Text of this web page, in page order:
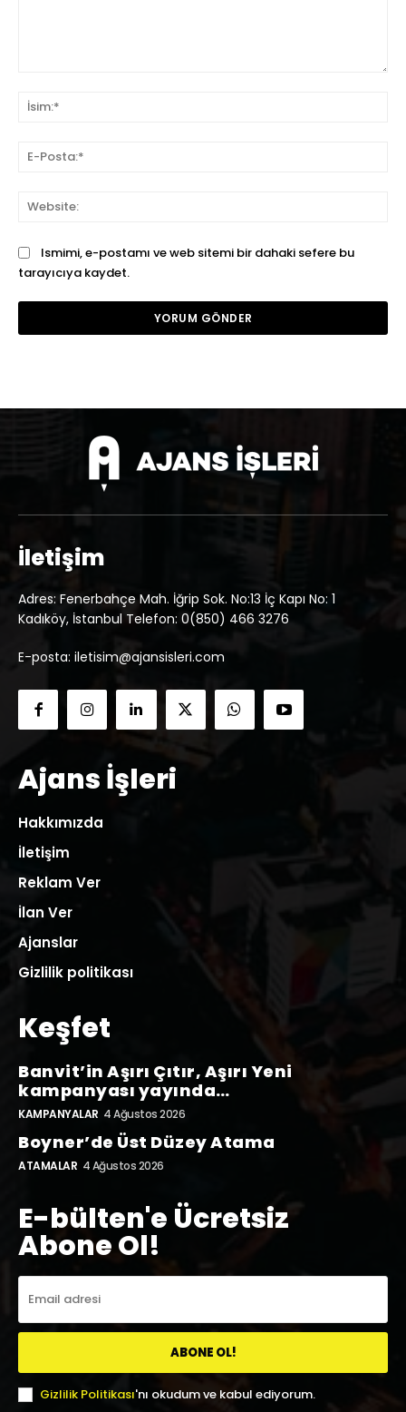
Ismimi, e-postamı ve web sitemi bir dahaki sefere bu
tarayıcıya kaydet.
İletişim
Adres: Fenerbahçe Mah. İğrip Sok. No:13 İç Kapı No: 1
Kadıköy, İstanbul Telefon: 0(850) 466 3276
E-posta: iletisim@ajansisleri.com
Ajans İşleri
Hakkımızda
İletişim
Reklam Ver
İlan Ver
Ajanslar
Gizlilik politikası
Keşfet
Banvit’in Aşırı Çıtır, Aşırı Yeni
kampanyası yayında…
KAMPANYALAR 4 Ağustos 2026
Boyner’de Üst Düzey Atama
ATAMALAR 4 Ağustos 2026
E-bülten'e Ücretsiz
Abone Ol!
ABONE OL!
Gizlilik Politikası'nı okudum ve kabul ediyorum.